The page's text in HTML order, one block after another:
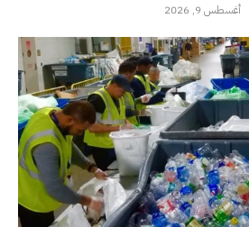
أغسطس 9, 2026